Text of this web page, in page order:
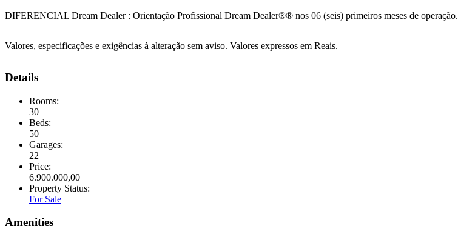
DIFERENCIAL Dream Dealer : Orientação Profissional Dream Dealer®® nos 06 (seis) primeiros meses de operação.
Valores, especificações e exigências à alteração sem aviso. Valores expressos em Reais.
Details
Rooms:
30
Beds:
50
Garages:
22
Price:
6.900.000,00
Property Status:
For Sale
Amenities